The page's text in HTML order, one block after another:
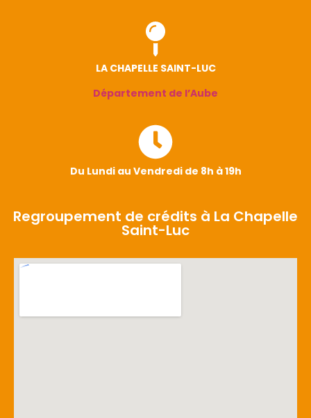
LA CHAPELLE SAINT-LUC
Département de l’Aube
Du Lundi au Vendredi de 8h à 19h
Regroupement de crédits à La Chapelle
Saint-Luc